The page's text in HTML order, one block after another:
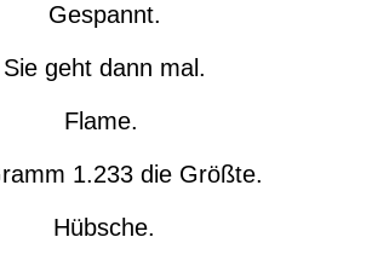
Gespannt.
Sie geht dann mal.
Flame.
1.233 die Größte.
Hübsche.